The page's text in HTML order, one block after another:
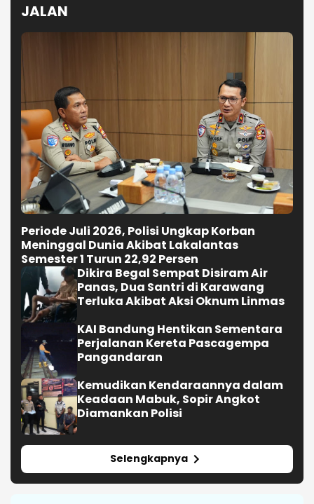
JALAN
Periode Juli 2026, Polisi Ungkap Korban
Meninggal Dunia Akibat Lakalantas
Semester 1 Turun 22,92 Persen
Dikira Begal Sempat Disiram Air
Panas, Dua Santri di Karawang
Terluka Akibat Aksi Oknum Linmas
KAI Bandung Hentikan Sementara
Perjalanan Kereta Pascagempa
Pangandaran
Kemudikan Kendaraannya dalam
Keadaan Mabuk, Sopir Angkot
Diamankan Polisi
Selengkapnya